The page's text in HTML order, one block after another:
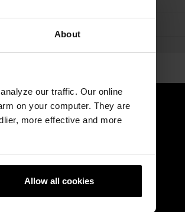
About
our traffic. Our online
on your computer. They are
more effective and more
Allow all cookies